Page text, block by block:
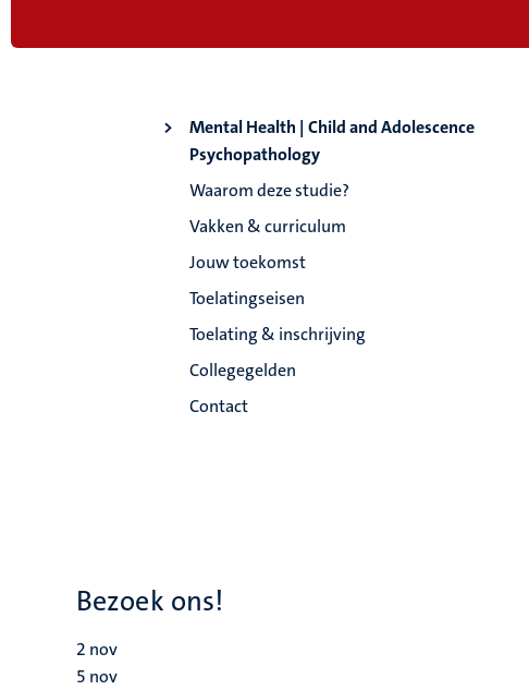
Mental Health | Child and Adolescence
Psychopathology
Waarom deze studie?
Vakken & curriculum
Jouw toekomst
Toelatingseisen
Toelating & inschrijving
Collegegelden
Contact
Bezoek ons!
2 nov
5 nov